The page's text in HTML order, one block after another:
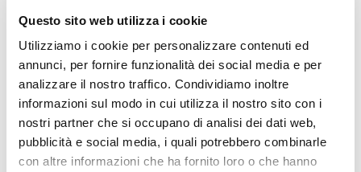
Questo sito web utilizza i cookie
Utilizziamo i cookie per personalizzare contenuti ed
annunci, per fornire funzionalità dei social media e per
analizzare il nostro traffico. Condividiamo inoltre
informazioni sul modo in cui utilizza il nostro sito con i
nostri partner che si occupano di analisi dei dati web,
pubblicità e social media, i quali potrebbero combinarle
con altre informazioni che ha fornito loro o che hanno
bianco e nero 20x20 cm -
Sant'Agostino
Richiedi preventivo Richiedi preventivo
Prodotti simili